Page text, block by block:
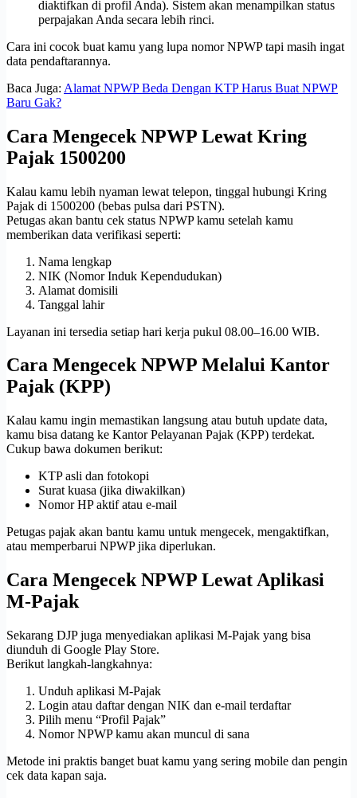
diaktifkan di profil Anda). Sistem akan menampilkan status
perpajakan Anda secara lebih rinci.
Cara ini cocok buat kamu yang lupa nomor NPWP tapi masih ingat
data pendaftarannya.
Baca Juga: Alamat NPWP Beda Dengan KTP Harus Buat NPWP
Baru Gak?
Cara Mengecek NPWP Lewat Kring
Pajak 1500200
Kalau kamu lebih nyaman lewat telepon, tinggal hubungi Kring
Pajak di 1500200 (bebas pulsa dari PSTN).
Petugas akan bantu cek status NPWP kamu setelah kamu
memberikan data verifikasi seperti:
Nama lengkap
NIK (Nomor Induk Kependudukan)
Alamat domisili
Tanggal lahir
Layanan ini tersedia setiap hari kerja pukul 08.00–16.00 WIB.
Cara Mengecek NPWP Melalui Kantor
Pajak (KPP)
Kalau kamu ingin memastikan langsung atau butuh update data,
kamu bisa datang ke Kantor Pelayanan Pajak (KPP) terdekat.
Cukup bawa dokumen berikut:
KTP asli dan fotokopi
Surat kuasa (jika diwakilkan)
Nomor HP aktif atau e-mail
Petugas pajak akan bantu kamu untuk mengecek, mengaktifkan,
atau memperbarui NPWP jika diperlukan.
Cara Mengecek NPWP Lewat Aplikasi
M-Pajak
Sekarang DJP juga menyediakan aplikasi M-Pajak yang bisa
diunduh di Google Play Store.
Berikut langkah-langkahnya:
Unduh aplikasi M-Pajak
Login atau daftar dengan NIK dan e-mail terdaftar
Pilih menu “Profil Pajak”
Nomor NPWP kamu akan muncul di sana
Metode ini praktis banget buat kamu yang sering mobile dan pengin
cek data kapan saja.